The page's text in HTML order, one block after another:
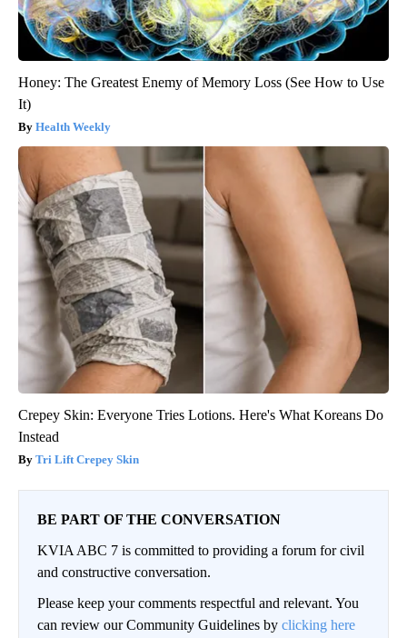
Honey: The Greatest Enemy of Memory Loss (See How to Use
It)
Health Weekly
Crepey Skin: Everyone Tries Lotions. Here's What Koreans Do
Instead
Tri Lift Crepey Skin
BE PART OF THE CONVERSATION
KVIA ABC 7 is committed to providing a forum for civil
and constructive conversation.
Please keep your comments respectful and relevant. You
can review our Community Guidelines by clicking here